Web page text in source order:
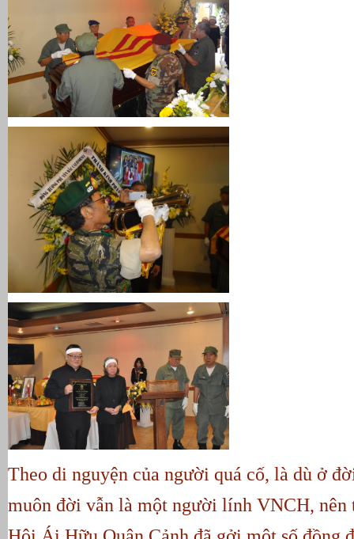
Theo di nguyện của người quá cố, là dù ở
muôn đời vẫn là một người lính VNCH, nên